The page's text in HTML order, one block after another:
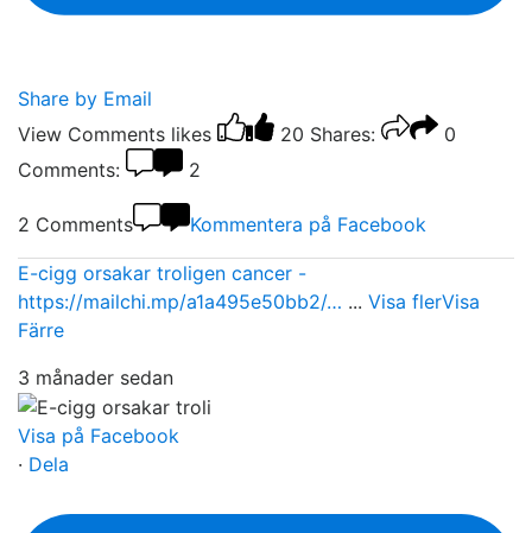
Share by Email
View Comments likes 20 Shares:
0
Comments:
2
2 Comments Kommentera på Facebook
E-cigg orsakar troligen cancer -
https://mailchi.mp/a1a495e50bb2/… ... Visa flerVisa
Färre
3 månader sedan
Visa på Facebook
· Dela